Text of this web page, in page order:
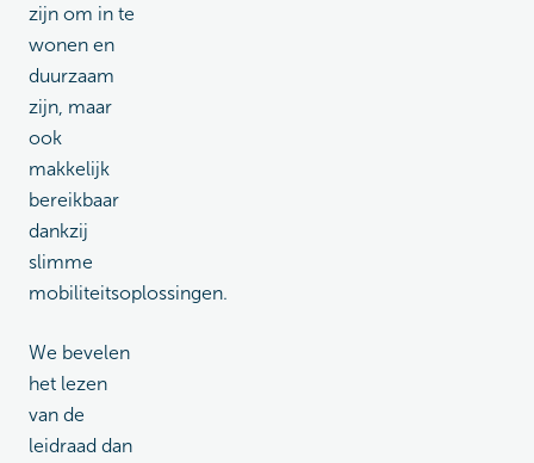
zijn om in te
wonen en
duurzaam
zijn, maar
ook
makkelijk
bereikbaar
dankzij
slimme
mobiliteitsoplossingen.
We bevelen
het lezen
van de
leidraad dan